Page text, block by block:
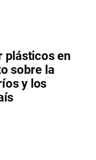
plásticos en
sobre la
y los